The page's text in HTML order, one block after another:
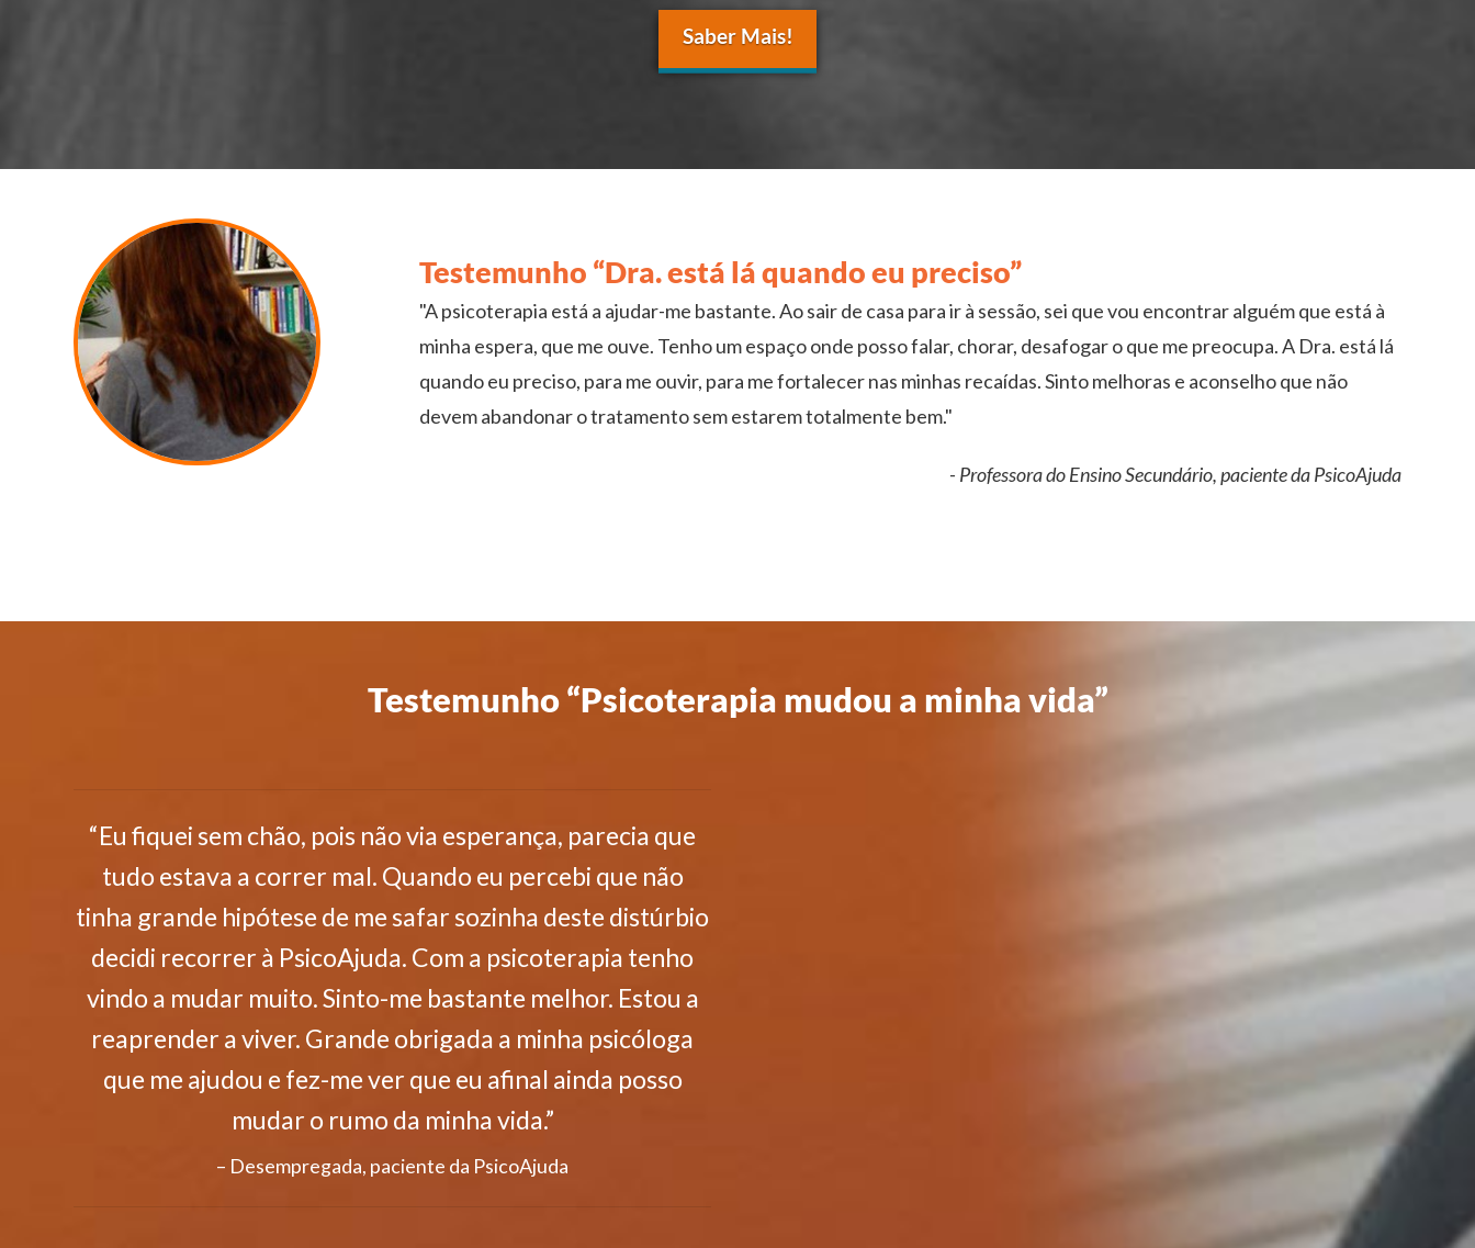
Saber Mais!
Testemunho “Dra. está lá quando eu preciso”
"A psicoterapia está a ajudar-me bastante. Ao sair de casa para ir à sessão, sei que vou encontrar alguém que está à
minha espera, que me ouve. Tenho um espaço onde posso falar, chorar, desafogar o que me preocupa. A Dra. está lá
quando eu preciso, para me ouvir, para me fortalecer nas minhas recaídas. Sinto melhoras e aconselho que não
devem abandonar o tratamento sem estarem totalmente bem."
- Professora do Ensino Secundário, paciente da PsicoAjuda
Testemunho “Psicoterapia mudou a minha vida”
“Eu fiquei sem chão, pois não via esperança, parecia que
tudo estava a correr mal. Quando eu percebi que não
tinha grande hipótese de me safar sozinha deste distúrbio
decidi recorrer à PsicoAjuda. Com a psicoterapia tenho
vindo a mudar muito. Sinto-me bastante melhor. Estou a
reaprender a viver. Grande obrigada a minha psicóloga
que me ajudou e fez-me ver que eu afinal ainda posso
mudar o rumo da minha vida.”
Desempregada, paciente da PsicoAjuda